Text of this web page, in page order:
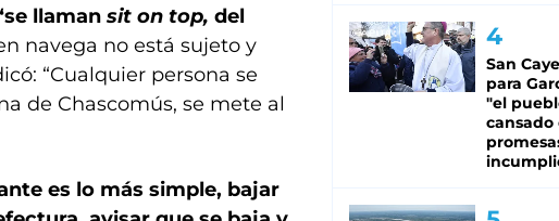
llaman sit on top, del
navega no está sujeto y
“Cualquier persona se
de Chascomús, se mete al
es lo más simple, bajar
San
para
"el
cansado